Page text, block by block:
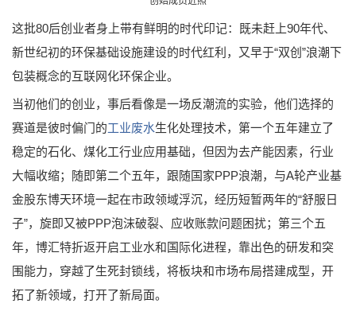
这批80后创业者身上带有鲜明的时代印记：既未赶上90年代、
新世纪初的环保基础设施建设的时代红利，又早于“双创”浪潮下
包装概念的互联网化环保企业。
当初他们的创业，事后看像是一场反潮流的实验，他们选择的
赛道是彼时偏门的工业废水生化处理技术，第一个五年建立了
稳定的石化、煤化工行业应用基础，但因为去产能因素，行业
大幅收缩；随即第二个五年，跟随国家PPP浪潮，与A轮产业基
金股东博天环境一起在市政领域浮沉，经历短暂两年的“舒服日
子”，旋即又被PPP泡沫破裂、应收账款问题困扰；第三个五
年，博汇特折返开启工业水和国际化进程，靠出色的研发和突
围能力，穿越了生死封锁线，将板块和市场布局搭建成型，开
拓了新领域，打开了新局面。